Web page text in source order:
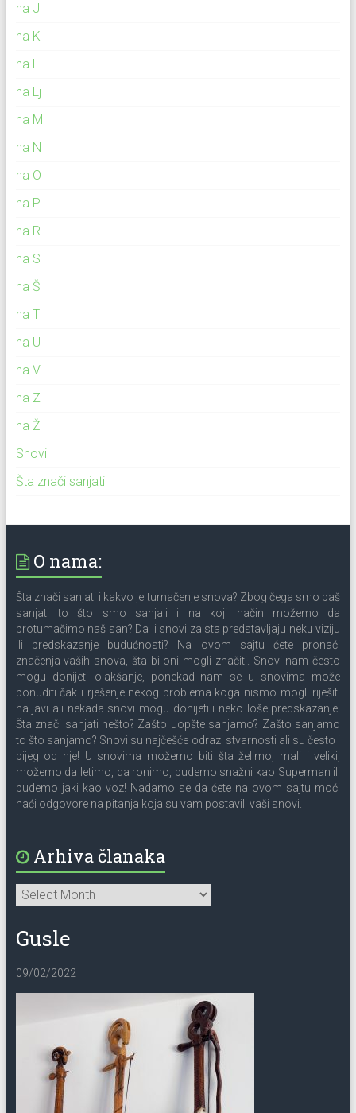
na J
na K
na L
na Lj
na M
na N
na O
na P
na R
na S
na Š
na T
na U
na V
na Z
na Ž
Snovi
Šta znači sanjati
O nama:
Šta znači sanjati i kakvo je tumačenje snova? Zbog čega smo baš
sanjati to što smo sanjali i na koji način možemo da
protumačimo naš san? Da li snovi zaista predstavljaju neku viziju
ili predskazanje budućnosti? Na ovom sajtu ćete pronaći
značenja vaših snova, šta bi oni mogli značiti. Snovi nam često
mogu donijeti olakšanje, ponekad nam se u snovima može
ponuditi čak i rješenje nekog problema koga nismo mogli riješiti
na javi ali nekada snovi mogu donijeti i neko loše predskazanje.
Šta znači sanjati nešto? Zašto uopšte sanjamo? Zašto sanjamo
to što sanjamo? Snovi su najčešće odrazi stvarnosti ali su često i
bijeg od nje! U snovima možemo biti šta želimo, mali i veliki,
možemo da letimo, da ronimo, budemo snažni kao Superman ili
budemo jaki kao voz! Nadamo se da ćete na ovom sajtu moći
naći odgovore na pitanja koja su vam postavili vaši snovi.
Arhiva članaka
Gusle
09/02/2022